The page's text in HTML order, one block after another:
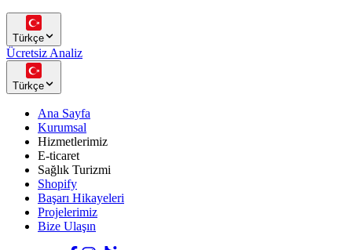
Türkçe
Ücretsiz Analiz
Türkçe
Ana Sayfa
Kurumsal
Hizmetlerimiz
E-ticaret
Sağlık Turizmi
Shopify
Başarı Hikayeleri
Projelerimiz
Bize Ulaşın